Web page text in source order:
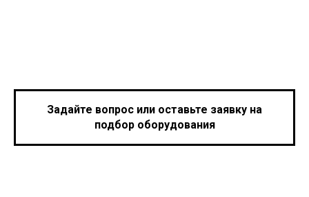
Задайте вопрос или оставьте заявку на
подбор оборудования